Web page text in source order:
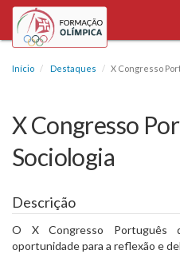
Início Destaques X Congresso
X Congresso
Sociologia
Descrição
O X Congresso Português
oportunidade para a reflexão e